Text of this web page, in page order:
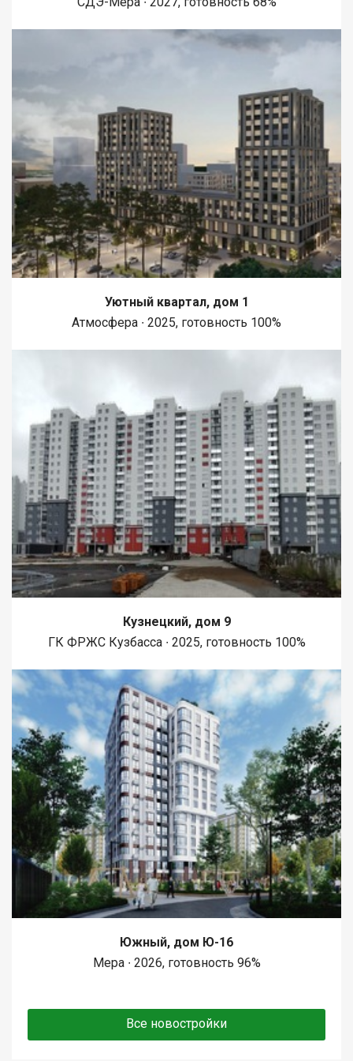
супермаркетов, аптек, кафе и ресторанов, что делает жизнь
недвижимость через АН Самолет ПЛЮС, Вы получаете: ю
Уютный квартал, дом 1
Атмосфера ∙ 2025, готовность 100%
Кузнецкий, дом 9
ГК ФРЖС Кузбасса ∙ 2025, готовность 100%
Южный, дом Ю-16
Мера ∙ 2026, готовность 96%
Все новостройки